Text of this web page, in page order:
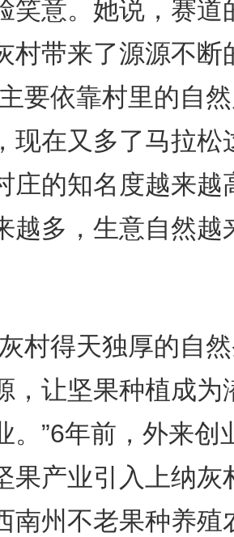
笑意。她说，赛道
村带来了源源不断
要依靠村里的自
现在又多了马拉松
庄的知名度越来越
越多，生意自然越
得天独厚的自然
，让坚果种植成为
。”6年前，外来创
果产业引入上纳灰
南州不老果种养殖